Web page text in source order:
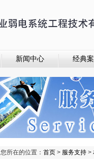
新闻中心 经典
您所在的位置： 首页 > 服务支持 >